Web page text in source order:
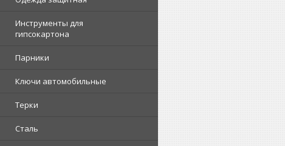
Инструменты для
гипсокартона
Парники
Ключи автомобильные
Терки
Сталь